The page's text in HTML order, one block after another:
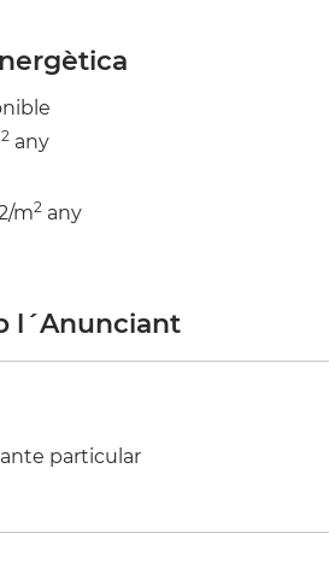
2 any
m2 any
l´Anunciant
particular